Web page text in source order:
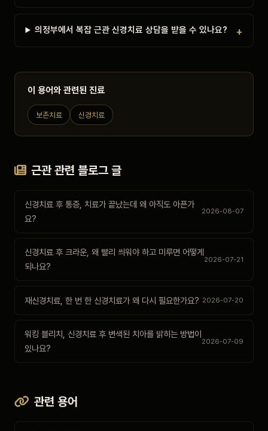
의정부에서 복잡 근관 신경치료 상담을 받을 수 있나요?
이 용어와 관련된 진료
보존치료 신경치료
근관 관련 블로그 글
신경치료 후 통증, 치료가 끝났는데 왜 아직도 아픈가
요?
2026-08-07
신경치료 후 크라운, 왜 빨리 씌워야 하고 미루면 어떻게
되나요?
2026-07-21
재신경치료, 한 번 한 신경치료가 왜 다시 필요한가요? 2026-07-20
워킹 블리치, 신경치료 후 변색된 치아를 밝히는 방법이
있나요?
2026-07-09
관련 용어